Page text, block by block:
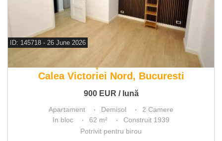
ID: 145718 - 26 June 2026
De inchiriat apartament 2 camere
Calea Victoriei Nord, Bucuresti
900 EUR / lună
Apartament Demisol
2 Camere
In bloc
62 m²
Construit 1939
Potrivit pentru birou